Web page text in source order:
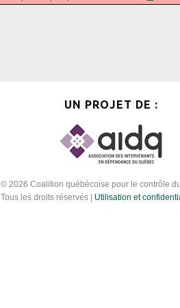
UN PROJET DE :
© 2026 Coalition québécoise pour le contrôle
Tous les droits réservés | Utilisation et